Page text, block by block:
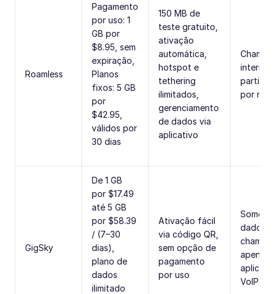
Roamless
Pagamento
por uso: 1
GB por
$8.95, sem
expiração,
Planos
fixos: 5 GB
por
$42.95,
válidos por
30 dias
150 MB de
teste gratuito,
ativação
automática,
hotspot e
tethering
ilimitados,
gerenciamento
de dados via
aplicativo
partir
por
GigSky
De 1 GB
por $17.49
até 5 GB
por $58.39
/ (7–30
dias),
plano de
dados
ilimitado
Ativação fácil
via código QR,
sem opção de
pagamento
por uso
dados
apenas
VoIP)